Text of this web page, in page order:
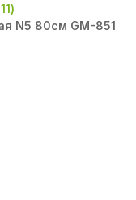
N5 80см GM-851